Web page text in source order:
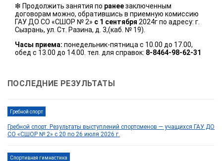
❇ Продолжить занятия по ранеезаключенным
договорам можно, обратившись в приемную комиссию
ГАУ ДО СО «СШОР № 2» с 1 сентября 2024г по адресу: г.
Сызрань, ул. Ст. Разина, д. 3,(каб. № 19).
Часы приема: понедельник-пятница с 10.00 до 17.00,
обед с 13.00 до 14.00. тел. для справок: 8-8464-98-62-31
ПОСЛЕДНИЕ РЕЗУЛЬТАТЫ
Гребной спорт
Гребной спорт. Результаты выступлений спортсменов — учащихся ГАУ ДО
СО «СШОР № 2» с 20 по 26 июля 2026 г.
Спортивная гимнастика